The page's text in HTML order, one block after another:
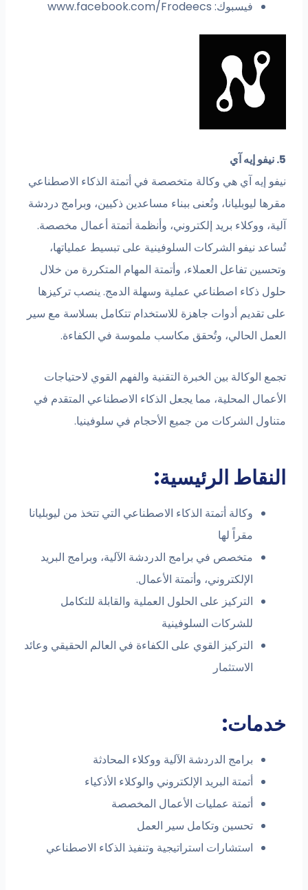
فيسبوك: www.facebook.com/Frodeecs
إيه آي هي وكالة متخصصة في أتمتة الذكاء الاصطناعي
ليوبليانا، وتُعنى ببناء مساعدين ذكيين، وبرامج دردشة
ووكلاء بريد إلكتروني، وأنظمة أتمتة أعمال مخصصة.
نيفو الشركات السلوفينية على تبسيط عملياتها،
تفاعل العملاء، وأتمتة المهام المتكررة من خلال
ذكاء اصطناعي عملية وسهلة الدمج. ينصب تركيزها
تقديم أدوات جاهزة للاستخدام تتكامل بسلاسة مع سير
الحالي، وتُحقق مكاسب ملموسة في الكفاءة.
الوكالة بين الخبرة التقنية والفهم القوي لاحتياجات
المحلية، مما يجعل الذكاء الاصطناعي المتقدم في
الشركات من جميع الأحجام في سلوفينيا.
الرئيسية:
وكالة أتمتة الذكاء الاصطناعي التي تتخذ من ليوبليانا
مقراً لها
متخصص في برامج الدردشة الآلية، وبرامج البريد
الإلكتروني، وأتمتة الأعمال.
التركيز على الحلول العملية والقابلة للتكامل
للشركات السلوفينية
التركيز القوي على الكفاءة في العالم الحقيقي وعائد
الاستثمار
برامج الدردشة الآلية ووكلاء المحادثة
أتمتة البريد الإلكتروني والوكلاء الأذكياء
أتمتة عمليات الأعمال المخصصة
تحسين وتكامل سير العمل
استشارات استراتيجية وتنفيذ الذكاء الاصطناعي